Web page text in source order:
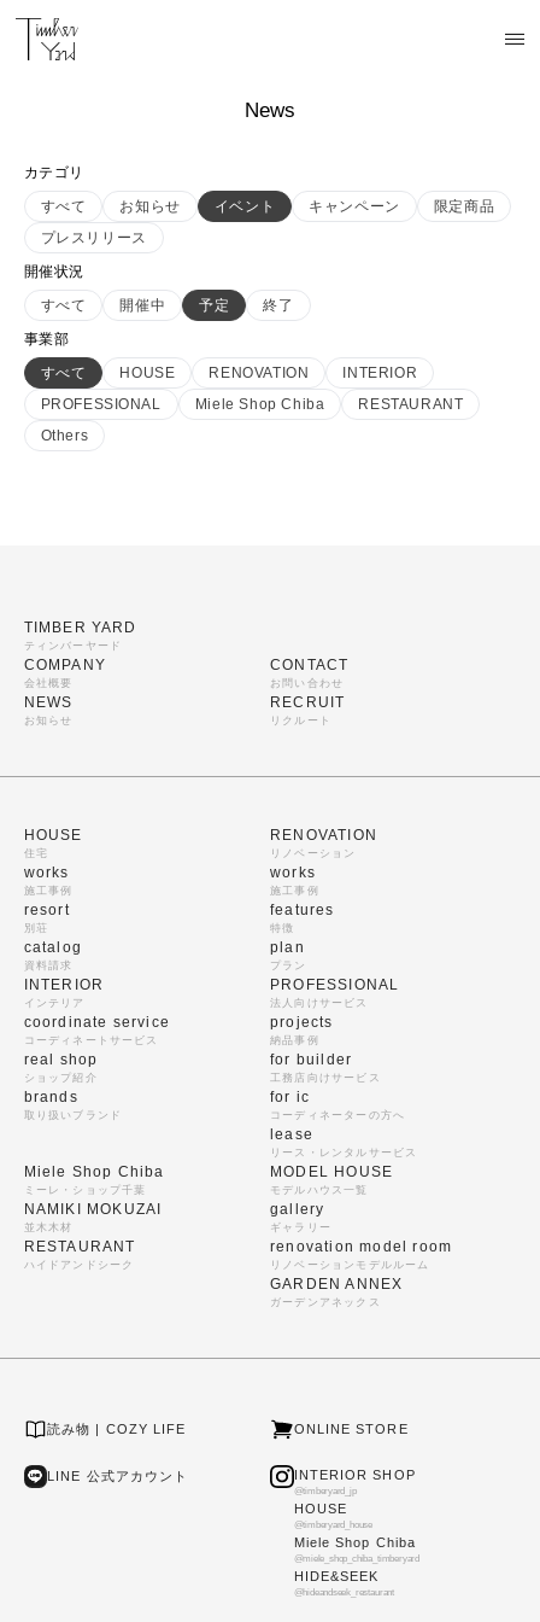
News
カテゴリ
すべて
お知らせ イベント キャンペーン
限定商品
プレスリリース
開催状況
すべて
開催中 予定
終了
事業部
すべて
HOUSE RENOVATION
INTERIOR
PROFESSIONAL
Miele Shop Chiba
RESTAURANT
Others
TIMBER YARD
ティンバーヤード
COMPANY
会社概要
NEWS
お知らせ
CONTACT
お問い合わせ
RECRUIT
リクルート
HOUSE
住宅
works
施工事例
resort
別荘
catalog
資料請求
RENOVATION
リノベーション
works
施工事例
features
特徴
plan
プラン
INTERIOR
インテリア
coordinate service
コーディネートサービス
real shop
ショップ紹介
brands
取り扱いブランド
PROFESSIONAL
法人向けサービス
projects
納品事例
for builder
工務店向けサービス
for ic
コーディネーターの方へ
lease
リース・レンタルサービス
Miele Shop Chiba
ミーレ・ショップ千葉
NAMIKI MOKUZAI
並木木材
RESTAURANT
ハイドアンドシーク
MODEL HOUSE
モデルハウス一覧
gallery
ギャラリー
renovation model room
リノベーションモデルルーム
GARDEN ANNEX
ガーデンアネックス
読み物 | COZY LIFE ONLINE STORE
LINE 公式アカウント INTERIOR SHOP
@timberyard_jp
HOUSE
@timberyard_house
Miele Shop Chiba
@miele_shop_chiba_timberyard
HIDE&SEEK
@hideandseek_restaurant